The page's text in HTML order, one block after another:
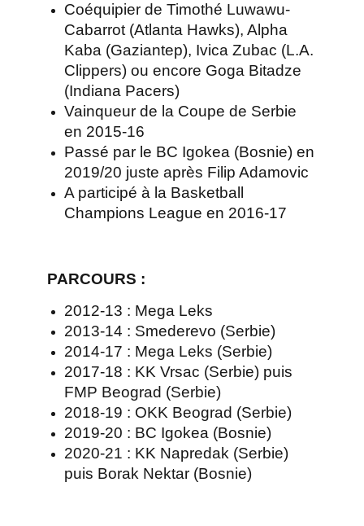
Coéquipier de Timothé Luwawu-
Cabarrot (Atlanta Hawks), Alpha
Kaba (Gaziantep), Ivica Zubac (L.A.
Clippers) ou encore Goga Bitadze
(Indiana Pacers)
Vainqueur de la Coupe de Serbie
en 2015-16
Passé par le BC Igokea (Bosnie) en
2019/20 juste après Filip Adamovic
A participé à la Basketball
Champions League en 2016-17
PARCOURS :
2012-13 : Mega Leks
2013-14 : Smederevo (Serbie)
2014-17 : Mega Leks (Serbie)
2017-18 : KK Vrsac (Serbie) puis
FMP Beograd (Serbie)
2018-19 : OKK Beograd (Serbie)
2019-20 : BC Igokea (Bosnie)
2020-21 : KK Napredak (Serbie)
puis Borak Nektar (Bosnie)